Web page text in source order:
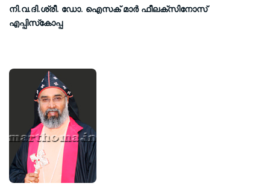
നി.വ.ദി.ശ്രീ. ഡോ. ഐസക് മാര്‍ ഫീലക്‌സിനോസ്
എപ്പിസ്‌കോപ്പ